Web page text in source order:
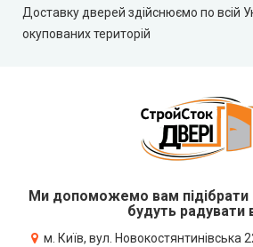
Доставку дверей здійснюємо по всій
окупованих територій
Ми допоможемо вам підібрати і
будуть радувати
м. Київ, вул. Новокостянтинівська